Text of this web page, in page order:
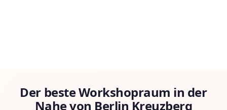
Der beste Workshopraum in der
Nahe von Berlin Kreuzberg